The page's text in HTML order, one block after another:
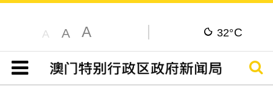
A A A 32°C
目录
搜寻